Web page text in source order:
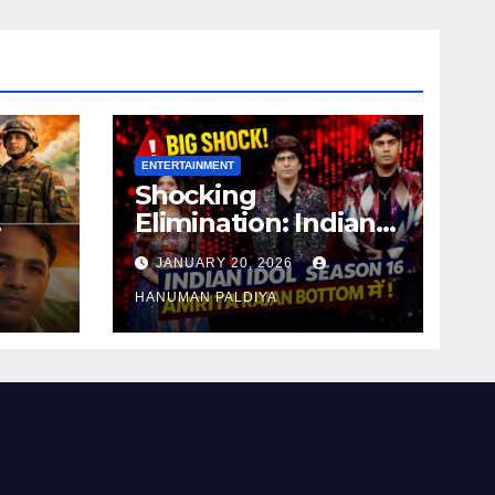
ENTERTAINMENT
Shocking
Elimination: Indian
Idol 16
JANUARY 20, 2026
HANUMAN PALDIYA